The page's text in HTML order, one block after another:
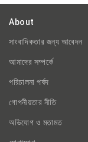
About
সাংবাদিকতার জন্য আবেদন
আমাদের সম্পর্কে
পরিচালনা পর্ষদ
গোপনীয়তার নীতি
অভিযোগ ও মতামত